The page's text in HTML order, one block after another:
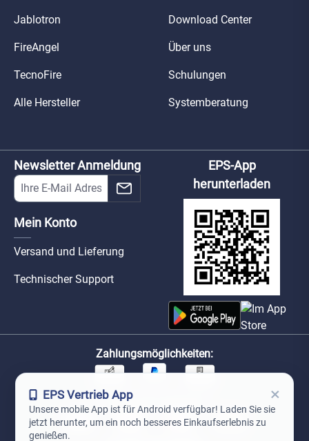
Jablotron
FireAngel
TecnoFire
Alle Hersteller
Download Center
Über uns
Schulungen
Systemberatung
Newsletter Anmeldung
Mein Konto
Versand und Lieferung
Technischer Support
EPS-App
herunterladen
Zahlungsmöglichkeiten:
Unsere Versandpartner:
EPS Vertrieb App ×
Unsere mobile App ist für Android verfügbar! Laden Sie sie
jetzt herunter, um ein noch besseres Einkaufserlebnis zu
genießen.